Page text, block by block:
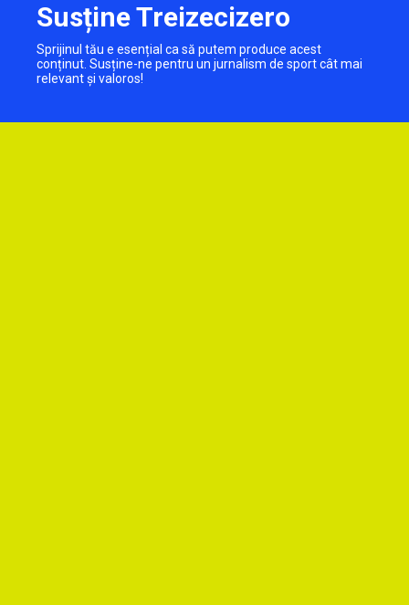
Susține Treizecizero
Sprijinul tău e esențial ca să putem produce acest
conținut. Susține-ne pentru un jurnalism de sport cât mai
relevant și valoros!